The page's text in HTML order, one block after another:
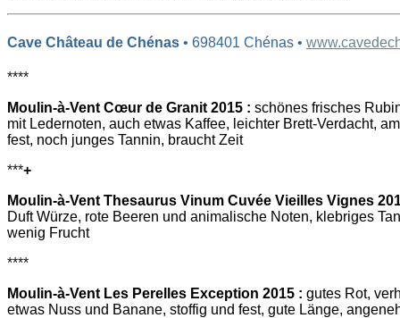
Cave Château de Chénas • 698401 Chénas •
****
Moulin-à-Vent Cœur de Granit 2015 : schönes frisches
mit Ledernoten, auch etwas Kaffee, leichter Brett-Verdacht,
fest, noch junges Tannin, braucht Zeit
***+
Moulin-à-Vent Thesaurus Vinum Cuvée Vieilles Vignes
Duft Würze, rote Beeren und animalische Noten, klebriges
wenig Frucht
****
Moulin-à-Vent Les Perelles Exception 2015 : gutes Rot,
etwas Nuss und Banane, stoffig und fest, gute Länge,